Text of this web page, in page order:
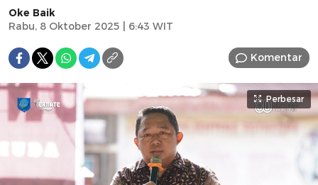
Oke Baik
Rabu, 8 Oktober 2025 | 6:43 WIT
Komentar
Perbesar